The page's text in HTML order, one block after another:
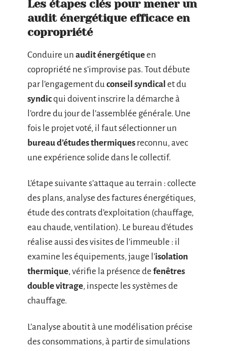
Les étapes clés pour mener un
audit énergétique efficace en
copropriété
Conduire un audit énergétiqueen
copropriété ne s’improvise pas. Tout débute
par l’engagement du conseil syndical et du
syndicqui doivent inscrire la démarche à
l’ordre du jour de l’assemblée générale. Une
fois le projet voté, il faut sélectionner un
bureau d’études thermiques reconnu, avec
une expérience solide dans le collectif.
L’étape suivante s’attaque au terrain : collecte
des plans, analyse des factures énergétiques,
étude des contrats d’exploitation (chauffage,
eau chaude, ventilation). Le bureau d’études
réalise aussi des visites de l’immeuble : il
examine les équipements, jauge l’isolation
thermique, vérifie la présence de fenêtres
double vitrage, inspecte les systèmes de
chauffage.
L’analyse aboutit à une modélisation précise
des consommations, à partir de simulations